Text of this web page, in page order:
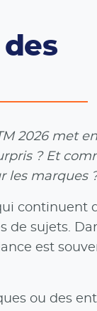
2026 met
? Et
les marques
continuent
de sujets.
est
ou des